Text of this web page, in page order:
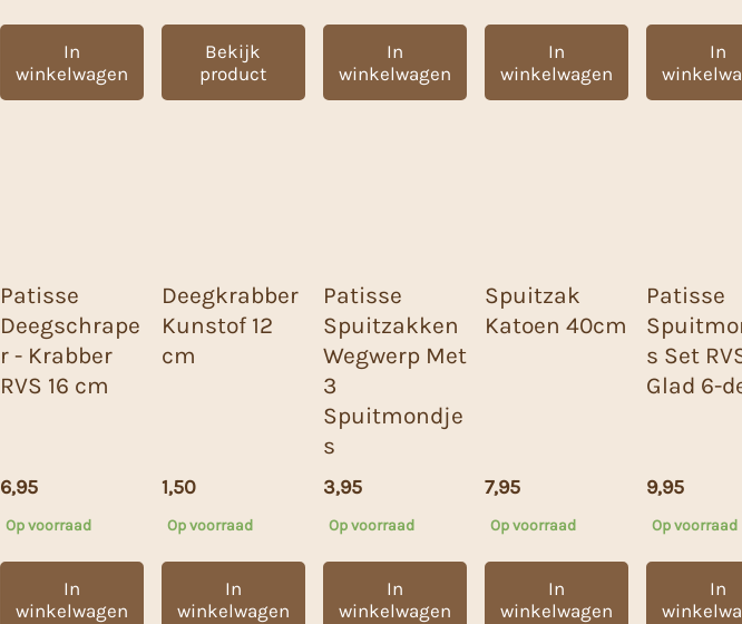
In
winkelwagen
Bekijk
product
In
winkelwagen
In
winkelwagen
In
Patisse
Deegschrape
r - Krabber
RVS 16 cm
6,95
Op voorraad
In
winkelwagen
Deegkrabber
Kunstof 12
cm
1,50
Op voorraad
In
winkelwagen
Patisse
Spuitzakken
Wegwerp Met
3
Spuitmondje
s
3,95
Op voorraad
In
winkelwagen
Spuitzak
Katoen 40cm
7,95
Op voorraad
In
winkelwagen
Patisse
s Set
Glad 6-
9,95
Op voorraad
In